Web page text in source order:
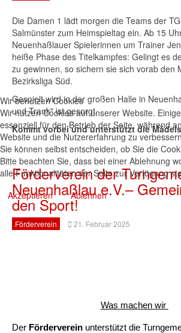
Die Damen 1 lädt morgen die Teams der
Salmünster zum Heimspieltag ein. Ab 15
Neuenhaßlauer Spielerinnen um Trainer
heiße Phase des Titelkampfes: Gelingt es
zu gewinnen, so sichern sie sich vorab den
Bezirksliga Süd.
Gespielt wird in der großen Halle in
und Trank" ist gesorgt.
Kommt vorbei und unterstützt die
Förderverein der
Neuenhaßlau e.V.–
den Sport!
Förderverein 21. Februar 2025
Was machen wir
Der Förderverein unterstützt die
Wir benutzen Cookies
Wir nutzen Cookies auf unserer Website.
essenziell für den Betrieb der Seite, während
Website und die Nutzererfahrung zu
Sie können selbst entscheiden, ob Sie die
Bitte beachten Sie, dass bei einer Ablehnung
alle Funktionalitäten der Seite zur Verfügung
Akzeptieren
Ablehnen